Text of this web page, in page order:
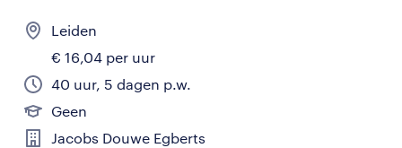
Leiden
€ 16,04 per uur
40 uur, 5 dagen p.w.
Geen
Jacobs Douwe Egberts